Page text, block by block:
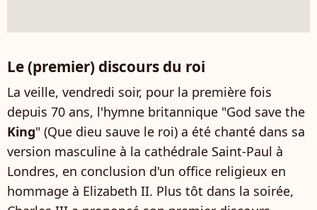
Le (premier) discours du roi
La veille, vendredi soir, pour la première fois
depuis 70 ans, l'hymne britannique "God save the
King" (Que dieu sauve le roi) a été chanté dans sa
version masculine à la cathédrale Saint-Paul à
Londres, en conclusion d'un office religieux en
hommage à Elizabeth II. Plus tôt dans la soirée,